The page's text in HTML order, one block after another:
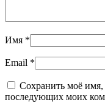
Имя *
Email *
Сохранить моё имя,
последующих моих